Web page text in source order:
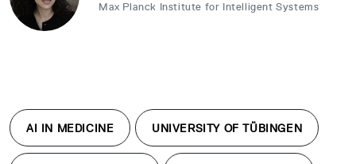
Max Planck Institute for Intelligent Systems
AI IN MEDICINE UNIVERSITY OF TÜBINGEN